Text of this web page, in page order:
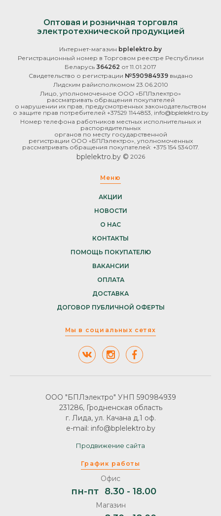
Оптовая и розничная торговля
электротехнической продукцией
Интернет-магазин bplelektro.by
Регистрационный номер в Торговом реестре Республики
Беларусь 364262 от 11.01.2017
Свидетельство о регистрации №590984939выдано
Лидским райисполкомом 23.06.2010
Лицо, уполномоченное ООО «БПЛэлектро»
рассматривать обращения покупателей
о нарушении их прав, предусмотренных законодательством
о защите прав потребителей +37529 1144853, info@bplelektro.by
Номер телефона работников местных исполнительных и
распорядительных
органов по месту государственной
регистрации ООО «БПЛэлектро», уполномоченных
рассматривать обращения покупателей: +375 154 534017.
bplelektro.by © 2026
Меню
АКЦИИ
НОВОСТИ
О НАС
КОНТАКТЫ
ПОМОЩЬ ПОКУПАТЕЛЮ
ВАКАНСИИ
ОПЛАТА
ДОСТАВКА
ДОГОВОР ПУБЛИЧНОЙ ОФЕРТЫ
Мы в социальных сетях
График работы
Офис
пн-пт 8.30 - 18.00
Магазин
ООО "БПЛэлектро" УНП 590984939
231286, Гродненская область
г. Лида, ул. Качана д.1 оф.
e-mail: info@bplelektro.by
Продвижение сайта